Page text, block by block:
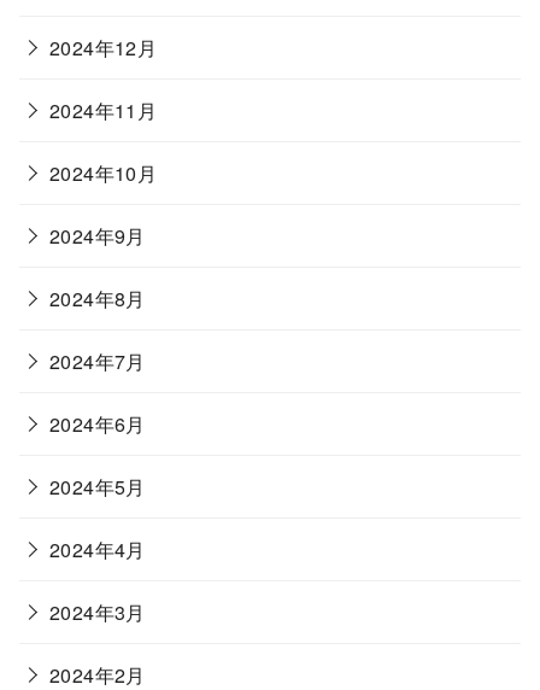
2024年12月
2024年11月
2024年10月
2024年9月
2024年8月
2024年7月
2024年6月
2024年5月
2024年4月
2024年3月
2024年2月